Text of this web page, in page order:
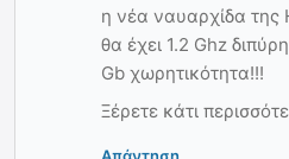
η νέα ναυαρχίδα
θα έχει 1.2 Ghz
Gb χωρητικότητα!!!
Ξέρετε κάτι